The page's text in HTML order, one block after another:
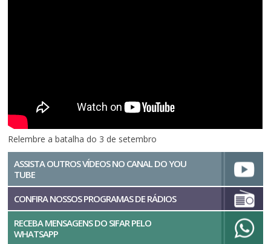
Relembre a batalha do 3 de setembro
ASSISTA OUTROS VÍDEOS NO CANAL DO YOU
TUBE
CONFIRA NOSSOS PROGRAMAS DE RÁDIOS
RECEBA MENSAGENS DO SIFAR PELO
WHATSAPP